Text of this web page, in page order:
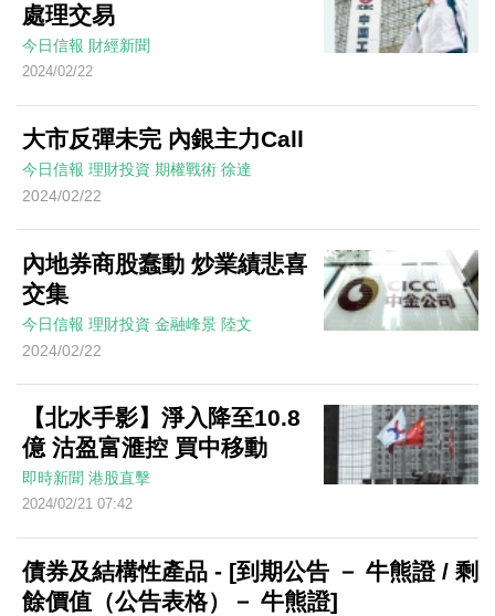
處理交易
今日信報 財經新聞
2024/02/22
大市反彈未完 內銀主力Call
今日信報 理財投資 期權戰術 徐達
2024/02/22
內地券商股蠢動 炒業績悲喜
交集
今日信報 理財投資 金融峰景 陸文
2024/02/22
【北水手影】淨入降至10.8
億 沽盈富滙控 買中移動
即時新聞 港股直擊
2024/02/21 07:42
債券及結構性產品 - [到期公告 － 牛熊證 / 剩
餘價值（公告表格）－ 牛熊證]